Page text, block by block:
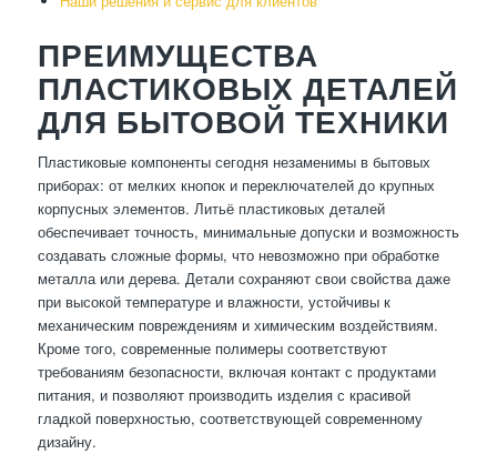
ПРЕИМУЩЕСТВА
ПЛАСТИКОВЫХ ДЕТАЛЕЙ
ДЛЯ БЫТОВОЙ ТЕХНИКИ
Пластиковые компоненты сегодня незаменимы в бытовых
приборах: от мелких кнопок и переключателей до крупных
корпусных элементов. Литьё пластиковых деталей
обеспечивает точность, минимальные допуски и возможность
создавать сложные формы, что невозможно при обработке
металла или дерева. Детали сохраняют свои свойства даже
при высокой температуре и влажности, устойчивы к
механическим повреждениям и химическим воздействиям.
Кроме того, современные полимеры соответствуют
требованиям безопасности, включая контакт с продуктами
питания, и позволяют производить изделия с красивой
гладкой поверхностью, соответствующей современному
дизайну.